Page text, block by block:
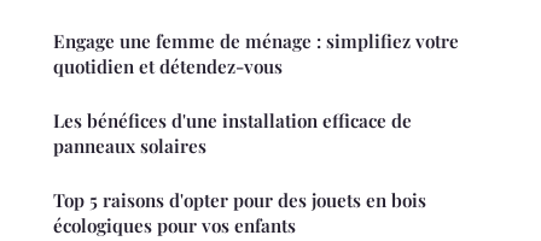
Engage une femme de ménage : simplifiez votre
quotidien et détendez-vous
Les bénéfices d'une installation efficace de
panneaux solaires
Top 5 raisons d'opter pour des jouets en bois
écologiques pour vos enfants